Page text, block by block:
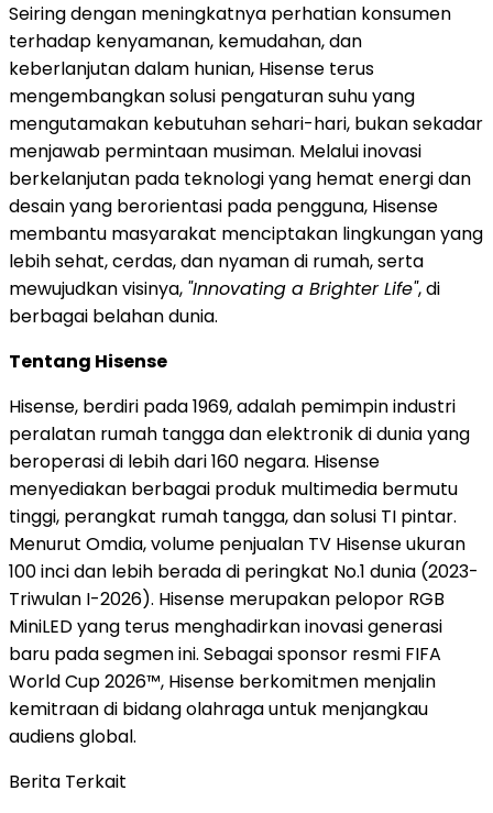
Seiring dengan meningkatnya perhatian konsumen
terhadap kenyamanan, kemudahan, dan
keberlanjutan dalam hunian, Hisense terus
mengembangkan solusi pengaturan suhu yang
mengutamakan kebutuhan sehari-hari, bukan sekadar
menjawab permintaan musiman. Melalui inovasi
berkelanjutan pada teknologi yang hemat energi dan
desain yang berorientasi pada pengguna, Hisense
membantu masyarakat menciptakan lingkungan yang
lebih sehat, cerdas, dan nyaman di rumah, serta
mewujudkan visinya, "Innovating a Brighter Life", di
berbagai belahan dunia.
Tentang Hisense
Hisense, berdiri pada 1969, adalah pemimpin industri
peralatan rumah tangga dan elektronik di dunia yang
beroperasi di lebih dari 160 negara. Hisense
menyediakan berbagai produk multimedia bermutu
tinggi, perangkat rumah tangga, dan solusi TI pintar.
Menurut Omdia, volume penjualan TV Hisense ukuran
100 inci dan lebih berada di peringkat No.1 dunia (2023-
Triwulan I-2026). Hisense merupakan pelopor RGB
MiniLED yang terus menghadirkan inovasi generasi
baru pada segmen ini. Sebagai sponsor resmi FIFA
World Cup 2026™, Hisense berkomitmen menjalin
kemitraan di bidang olahraga untuk menjangkau
audiens global.
Berita Terkait